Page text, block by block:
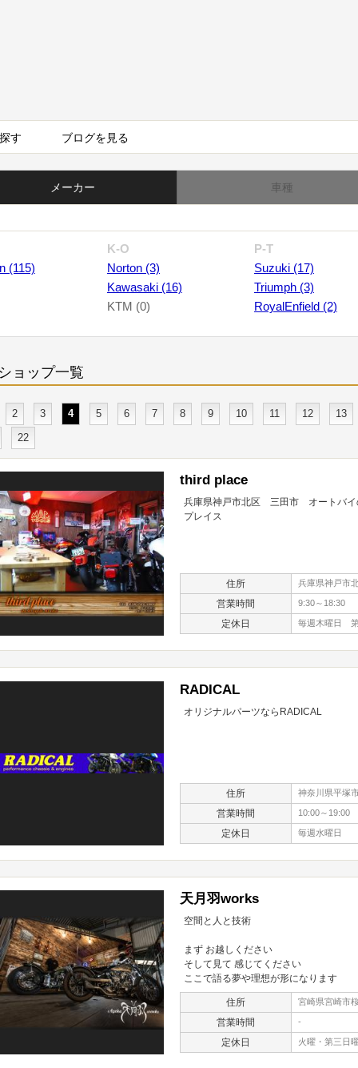
す ブログを見る
メーカー 車種
(115)
K-O
Norton (3)
Kawasaki (16)
KTM (0)
P-T
Suzuki (17)
Triumph (3)
RoyalEnfield (2)
ョップ一覧
2 3 4 5 6 7 8 9 10 11 12
13
22
third place
兵庫県神戸市北区 三田市 オートバイ
プレイス
住所 兵庫県神戸市
営業時間 9:30～18:30
定休日 毎週木曜日
RADICAL
オリジナルパーツならRADICAL
住所 神奈川県平塚
営業時間 10:00～19:00
定休日 毎週水曜日
天月羽works
空間と人と技術
まず お越しください
そして見て 感じてください
ここで語る夢や理想が形になります
住所 宮崎県宮崎市
営業時間 -
定休日 火曜・第三日